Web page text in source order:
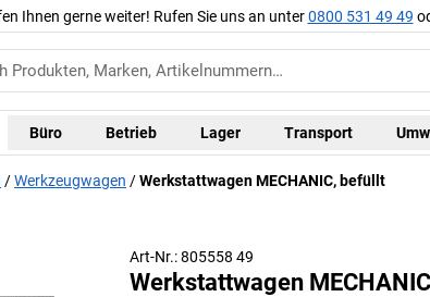
Ihnen gerne weiter! Rufen Sie uns an unter0800 531 49 49
Büro Betrieb Lager Transport
Werkzeugwagen Werkstattwagen MECHANIC, befüllt
Art-Nr.: 805558 49
Werkstattwagen